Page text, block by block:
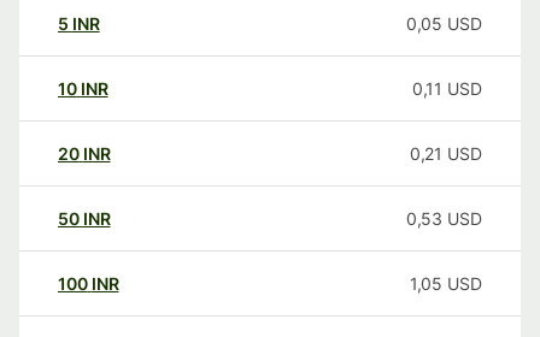
5 INR 0,05 USD
10 INR 0,11 USD
20 INR 0,21 USD
50 INR 0,53 USD
100 INR 1,05 USD